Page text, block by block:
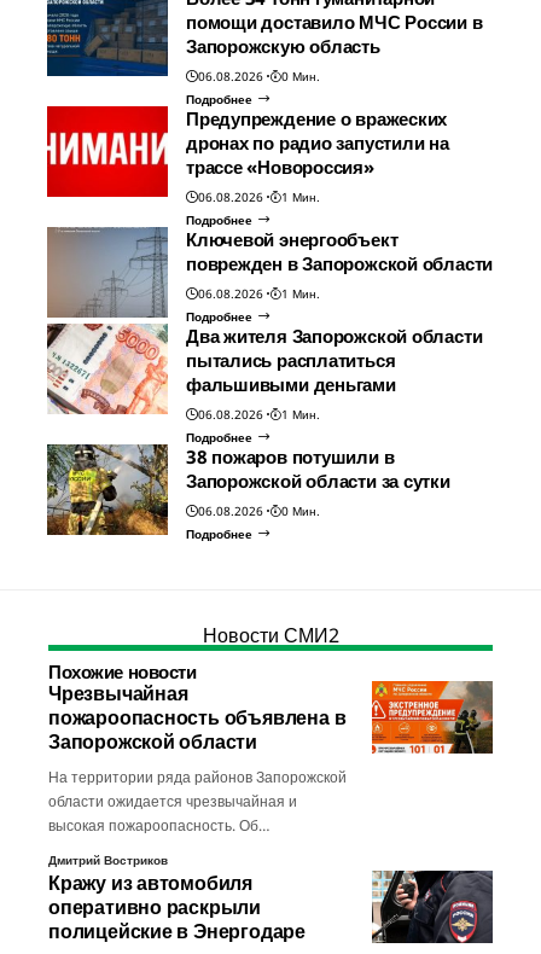
помощи доставило МЧС России в
Запорожскую область
06.08.2026
0 Мин.
Подробнее
Предупреждение о вражеских
дронах по радио запустили на
трассе «Новороссия»
06.08.2026
1 Мин.
Подробнее
Ключевой энергообъект
поврежден в Запорожской области
06.08.2026
1 Мин.
Подробнее
Два жителя Запорожской области
пытались расплатиться
фальшивыми деньгами
06.08.2026
1 Мин.
Подробнее
38 пожаров потушили в
Запорожской области за сутки
06.08.2026
0 Мин.
Подробнее
Новости СМИ2
Похожие новости
Чрезвычайная
пожароопасность объявлена в
Запорожской области
На территории ряда районов Запорожской
области ожидается чрезвычайная и
высокая пожароопасность. Об…
Дмитрий Востриков
Кражу из автомобиля
оперативно раскрыли
полицейские в Энергодаре